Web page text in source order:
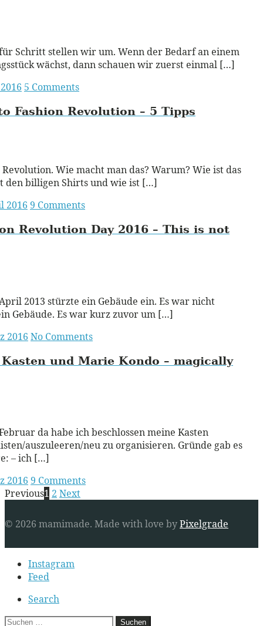
Schritt stellen wir um. Wenn der Bedarf an einem
wächst, dann schauen wir zuerst einmal […]
5 Comments
Fashion Revolution – 5 Tipps
Revolution. Wie macht man das? Warum? Wie ist das
den billigen Shirts und wie ist […]
2016 9 Comments
Revolution Day 2016 – This is not
2013 stürzte ein Gebäude ein. Es war nicht
Gebäude. Es war kurz zuvor um […]
2016 No Comments
und Marie Kondo – magically
da habe ich beschlossen meine Kasten
auszuleeren/neu zu organisieren. Gründe gab es
– ich […]
2016 9 Comments
Posts
Previous1 2 Next
© 2026 mamimade. Made with love byPixelgrade
Secondary
navigationInstagram
Feed
Search
Suchen